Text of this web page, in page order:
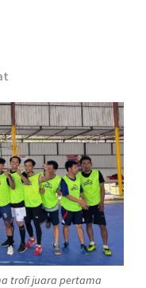
trofi juara pertama